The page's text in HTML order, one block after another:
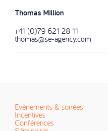
Thomas Million
+41 (0)79 621 28 11
thomas@se-agency.com
Evènements & soirées
Incentives
Conférences